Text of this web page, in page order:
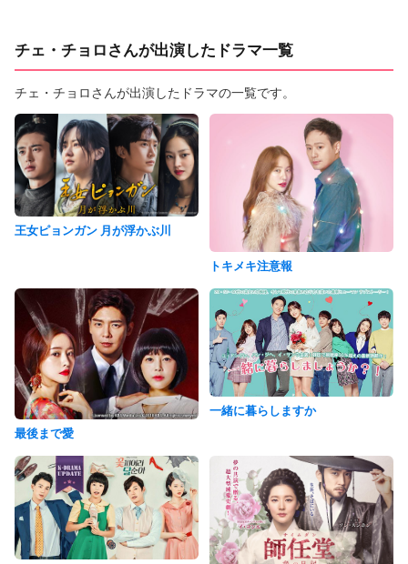
チェ・チョロさんが出演したドラマ一覧
チェ・チョロさんが出演したドラマの一覧です。
王女ピョンガン 月が浮かぶ川
トキメキ注意報
最後まで愛
一緒に暮らしますか